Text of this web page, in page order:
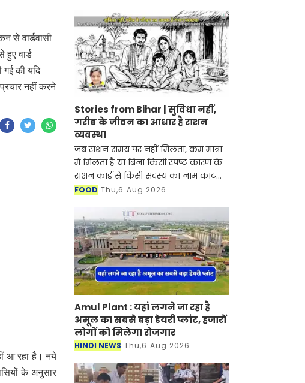
से वार्डवासी
हुए वार्ड
गई की यदि
नहीं करने
आ रहा है। नये
के अनुसार
Stories from Bihar | सुविधा नहीं,
गरीब के जीवन का आधार है राशन
व्यवस्था
जब राशन समय पर नहीं मिलता, कम मात्रा
में मिलता है या बिना किसी स्पष्ट कारण के
राशन कार्ड से किसी सदस्य का नाम काट
दिया जाता है, तब इसका सबसे बड़ा असर उन
भरप
FOOD Thu,6 Aug 2026
Amul Plant : यहां लगने जा रहा है
अमूल का सबसे बड़ा डेयरी प्लांट, हजारों
लोगों को मिलेगा रोजगार
HINDI NEWS Thu,6 Aug 2026